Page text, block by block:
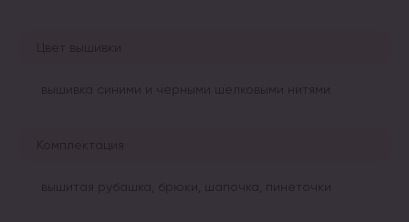
Цвет вышивки
вышивка синими и черными шелковыми нитями
Комплектация
вышитая рубашка, брюки, шапочка, пинеточки